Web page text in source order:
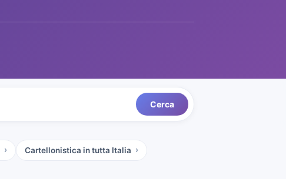
Cerca
Cartellonistica in tutta Italia